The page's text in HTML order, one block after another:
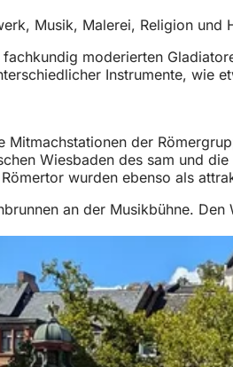
Musik, Malerei, Religion und
moderierten
Instrumente, wie
der
Wiesbaden des sam und
wurden ebenso als
an der Musikbühne.